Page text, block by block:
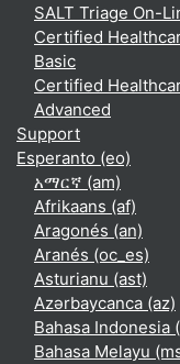
SALT Triage On-
Certified
Basic
Certified
Advanced
Support
Esperanto ‎(eo)‎
አማርኛ ‎(am)‎
Afrikaans ‎(af)‎
Aragonés ‎(an)‎
Aranés ‎(oc_es)‎
Asturianu ‎(ast)‎
Azərbaycanca ‎(az)‎
Bahasa Indonesia
Bahasa Melayu